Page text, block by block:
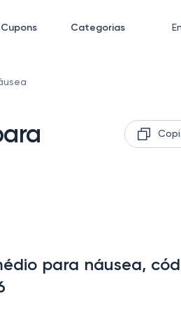
Cupons Categorias
para náusea,